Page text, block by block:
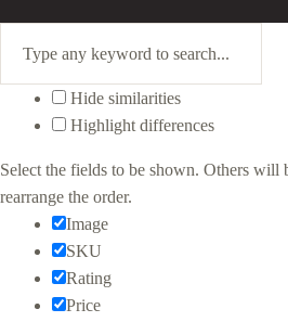
Hide similarities
Highlight differences
Select the fields to be shown. Others will
rearrange the order.
Image
SKU
Rating
Price